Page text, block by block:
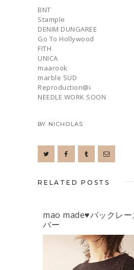
BNT
Stample
DENIM DUNGAREE
Go To Hollywood
FITH
UNICA
maarook
marble SUD
Reproduction@i
NEEDLE WORK SOON
BY NICHOLAS
RELATED POSTS
mao made♥バックレー
バー